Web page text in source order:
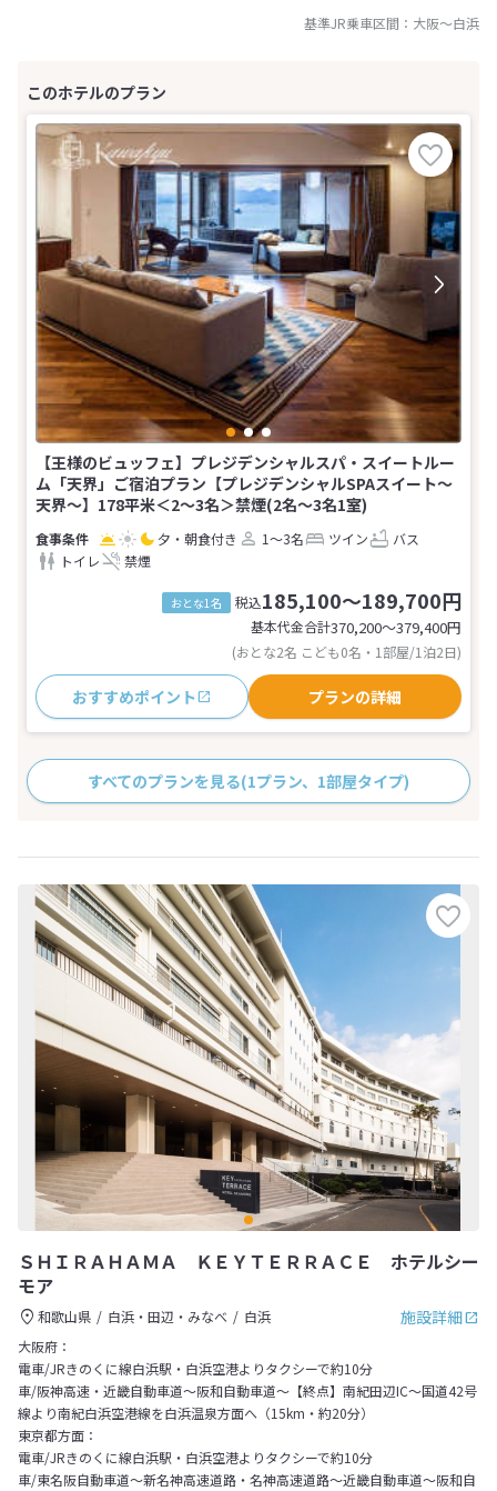
基準JR乗車区間： 大阪～白浜
【王様のビュッフェ】プレジデンシャルスパ・スイートルー
ム「天界」ご宿泊プラン【プレジデンシャルSPAスイート〜
天界〜】178平米＜2〜3名＞禁煙(2名～3名1室)
夕・朝食付き 1～3名 ツイン
バス
トイレ
禁煙
おとな1名 税込185,100～189,700円
基本代金合計370,200〜379,400円
(おとな2名 こども0名・1部屋/1泊2日)
おすすめポイント プランの詳細
すべてのプランを見る(1プラン、1部屋タイプ)
ＳＨＩＲＡＨＡＭＡ ＫＥＹＴＥＲＲＡＣＥ ホテルシー
モア
施設詳細
和歌山県 白浜・田辺・みなべ
白浜
大阪府：
電車/JRきのくに線白浜駅・白浜空港よりタクシーで約10分
車/阪神高速・近畿自動車道～阪和自動車道～【終点】南紀田辺IC～国道42号
線より南紀白浜空港線を白浜温泉方面へ（15km・約20分）
東京都方面：
電車/JRきのくに線白浜駅・白浜空港よりタクシーで約10分
車/東名阪自動車道～新名神高速道路・名神高速道路～近畿自動車道～阪和自